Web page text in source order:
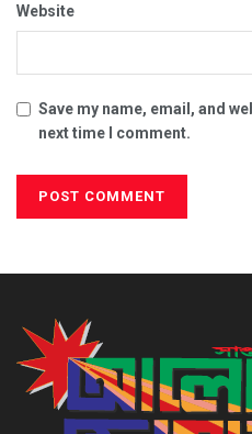
Website
Save my name, email, and
next time I comment.